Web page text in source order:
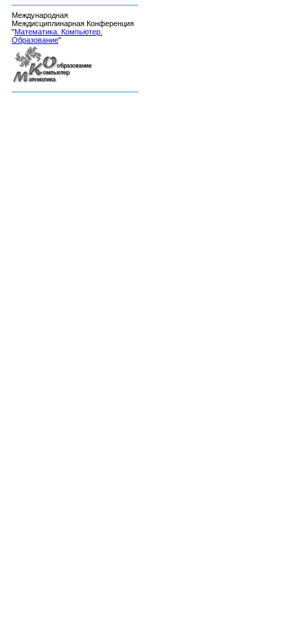
Международная
Междисциплинарная Конференция
"Математика. Компьютер.
Образование"